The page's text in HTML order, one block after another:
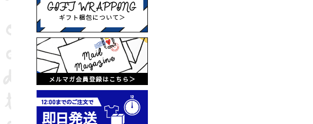
グリーン
イエロー
グレー
パープル
ベージュ